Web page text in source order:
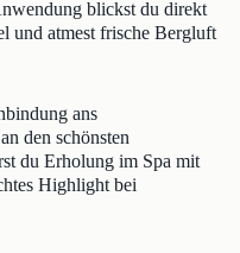
blickst du direkt
und atmest frische Bergluft
ans
den schönsten
du Erholung im Spa mit
Highlight bei